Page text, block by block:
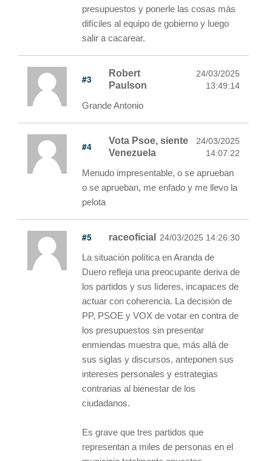
presupuestos y ponerle las cosas más
difíciles al equipo de gobierno y luego
salir a cacarear.
#3
Robert
Paulson
24/03/2025
13:49:14
Grande Antonio
#4
Vota Psoe, siente
Venezuela
24/03/2025
14:07:22
Menudo impresentable, o se aprueban
o se aprueban, me enfado y me llevo la
pelota
#5 raceoficial 24/03/2025 14:26:30
La situación política en Aranda de
Duero refleja una preocupante deriva de
los partidos y sus líderes, incapaces de
actuar con coherencia. La decisión de
PP, PSOE y VOX de votar en contra de
los presupuestos sin presentar
enmiendas muestra que, más allá de
sus siglas y discursos, anteponen sus
intereses personales y estrategias
contrarias al bienestar de los
ciudadanos.
Es grave que tres partidos que
representan a miles de personas en el